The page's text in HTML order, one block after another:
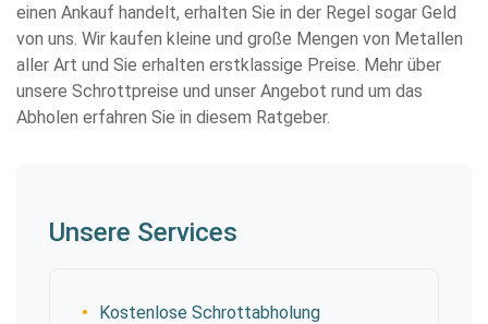
einen Ankauf handelt, erhalten Sie in der Regel sogar Geld
von uns. Wir kaufen kleine und große Mengen von Metallen
aller Art und Sie erhalten erstklassige Preise. Mehr über
unsere Schrottpreise und unser Angebot rund um das
Abholen erfahren Sie in diesem Ratgeber.
Unsere Services
Kostenlose Schrottabholung